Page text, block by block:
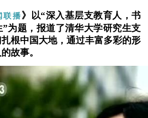
联播 》
以“深入基层支教育人，书
为题，报道了清华大学研究生支
根中国大地，通过丰富多彩的形
故事。